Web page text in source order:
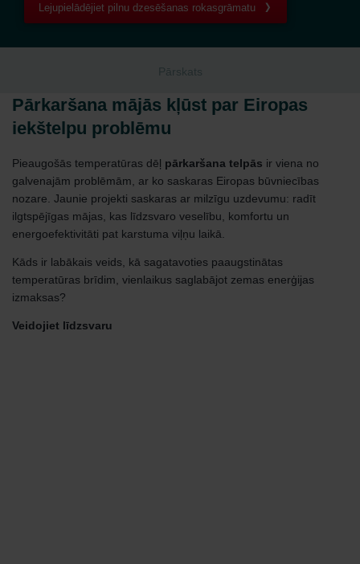
Lejupielādējiet pilnu dzesēšanas rokasgrāmatu
Pārskats
Pārkaršana mājās kļūst par Eiropas
iekštelpu problēmu
Pieaugošās temperatūras dēļ pārkaršana telpās ir viena no
galvenajām problēmām, ar ko saskaras Eiropas būvniecības
nozare. Jaunie projekti saskaras ar milzīgu uzdevumu: radīt
ilgtspējīgas mājas, kas līdzsvaro veselību, komfortu un
energoefektivitāti pat karstuma viļņu laikā.
Kāds ir labākais veids, kā sagatavoties paaugstinātas
temperatūras brīdim, vienlaikus saglabājot zemas enerģijas
izmaksas?
Veidojiet līdzsvaru